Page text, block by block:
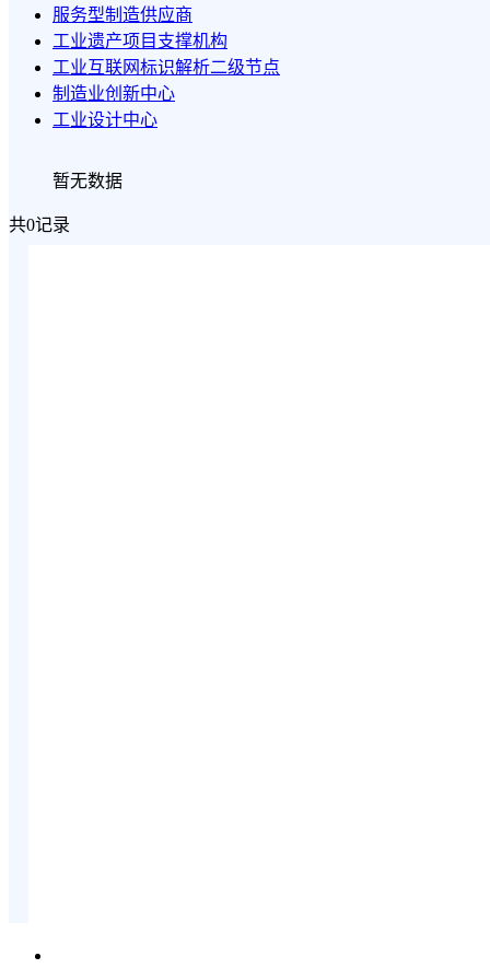
服务型制造供应商
工业遗产项目支撑机构
工业互联网标识解析二级节点
制造业创新中心
工业设计中心
暂无数据
共0记录